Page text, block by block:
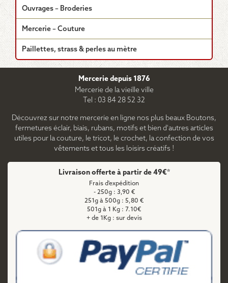
Ouvrages – Broderies
Mercerie – Couture
Paillettes, strass & perles au mètre
Mercerie depuis 1876
Mercerie de la vieille ville
Tel : 03 84 28 52 32
Découvrez sur notre mercerie en ligne nos plus beaux Boutons,
fermetures éclair, biais, rubans, motifs et bien d'autres articles
utiles pour la couture, le tricot, le crochet, la confection de vos
vêtements et tous les loisirs créatifs !
Livraison offerte à partir de 49€*
Frais d'expédition
- 250g : 3,90 €
251g à 500g : 5,80 €
501g à 1 Kg : 7.10€
+ de 1Kg : sur devis